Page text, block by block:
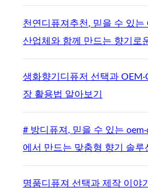
천연디퓨져추천, 믿을 수 있는
산업체와 함께 만드는 향기로
생화향기디퓨저 선택과
장 활용법 알아보기
# 방디퓨져, 믿을 수 있는
에서 만드는 맞춤형 향기 솔루
명품디퓨져 선택과 제작 이야